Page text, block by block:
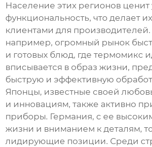
Население этих регионов ценит
функциональность, что делает
клиентами для
например, огромный рынок
и готовых блюд, где термомикс
вписывается в образ жизни,
быструю и эффективную
Японцы, известные своей
и инновациям, также активно
приборы. Германия, с ее
жизни и вниманием к деталям,
лидирующие позиции. Среди